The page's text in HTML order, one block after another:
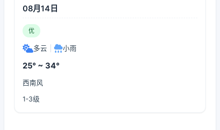
08月14日
优
多云 小雨
25° ~ 34°
西南风
1-3级